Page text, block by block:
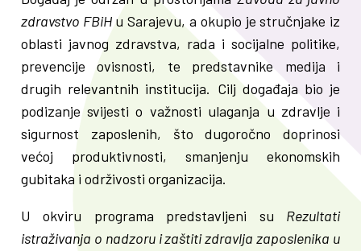
zdravstvo FBiHu Sarajevu, a okupio je stručnjake iz
oblasti javnog zdravstva, rada i socijalne politike,
prevencije ovisnosti, te predstavnike medija i
drugih relevantnih institucija. Cilj događaja bio je
podizanje svijesti o važnosti ulaganja u zdravlje i
sigurnost zaposlenih, što dugoročno doprinosi
većoj produktivnosti, smanjenju ekonomskih
gubitaka i održivosti organizacija.
U okviru programa predstavljeni su Rezultati
istraživanja o nadzoru i zaštiti zdravlja zaposlenika u